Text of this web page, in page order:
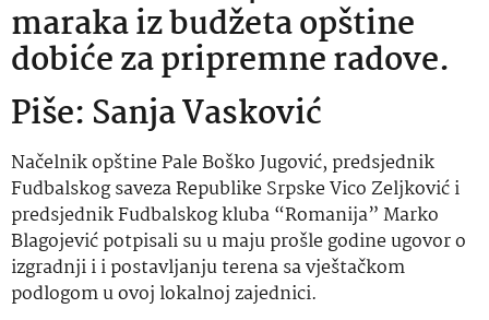
maraka iz budžeta opštine
dobiće za pripremne radove.
Piše: Sanja Vasković
Načelnik opštine Pale Boško Jugović, predsjednik
Fudbalskog saveza Republike Srpske Vico Zeljković i
predsjednik Fudbalskog kluba “Romanija” Marko
Blagojević potpisali su u maju prošle godine ugovor o
izgradnji i i postavljanju terena sa vještačkom
podlogom u ovoj lokalnoj zajednici.